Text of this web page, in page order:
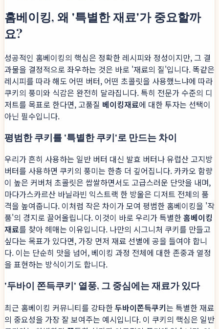
홈베이킹, 왜 '특별한 재료'가 중요할까
요?
성공적인 홈베이킹의 핵심은 정확한 레시피와 정성이지만, 그 결
과물을 결정적으로 좌우하는 것은 바로 '재료의 질'입니다. 똑같은
레시피를 따라 해도 어떤 버터, 어떤 초콜릿을 사용했느냐에 따라
쿠키의 풍미와 식감은 완전히 달라집니다. 특히 전문가 수준의 디
저트를 목표로 한다면, 고품질 베이킹재료에 대한 투자는 선택이
아닌 필수입니다.
평범한 쿠키를 '특별한 쿠키'로 만드는 차이
우리가 흔히 사용하는 일반 버터 대신 발효 버터나 유럽산 고지방
버터를 사용하면 쿠키의 풍미는 한층 더 깊어집니다. 카카오 함량
이 높은 커버처 초콜릿은 쌉쌀하면서도 고급스러운 단맛을 내며,
마다가스카르산 바닐라빈 익스트랙 한 방울은 디저트 전체의 품
격을 높여줍니다. 이처럼 작은 차이가 모여 평범한 홈베이킹을 '작
품'의 경지로 끌어올립니다. 이것이 바로 우리가 특별한홈베이킹
재료를 찾아 헤매는 이유입니다. 나만의 시그니처 쿠키를 만들고
싶다는 목표가 있다면, 가장 먼저 재료 선별에 공을 들여야 합니
다. 이는 단순히 맛을 넘어, 베이킹 과정 전체에 대한 존중과 열정
을 표현하는 방식이기도 합니다.
'두바이 쫀득쿠키' 열풍, 그 중심에는 재료가 있다
최근 홈베이킹 커뮤니티를 강타한두바이쫀득쿠키는 특별한 재료
의 중요성을 가장 잘 보여주는 예시입니다. 이 쿠키의 핵심은 일반